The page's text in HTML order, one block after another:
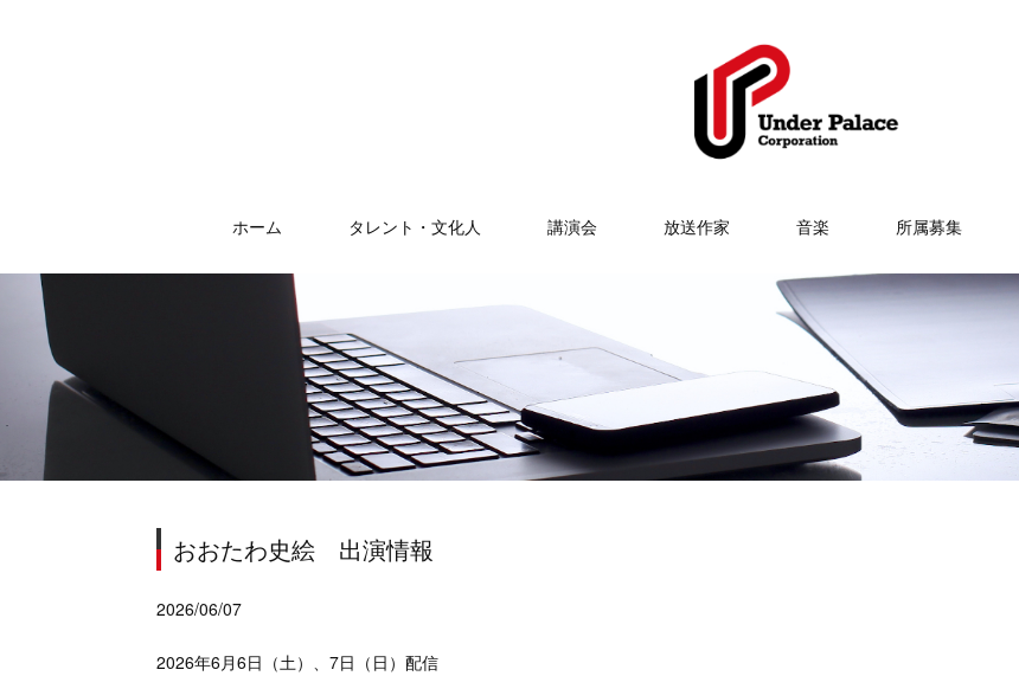
ホーム タレント・文化人 講演会 放送作家 音楽 所属募集
おおたわ史絵 出演情報
2026/06/07
2026年6月6日（土）、7日（日）配信